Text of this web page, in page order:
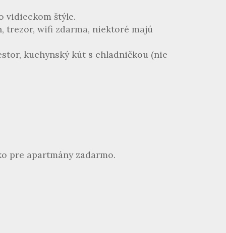
vidieckom štýle.
trezor, wifi zdarma, niektoré majú
kuchynský kút s chladničkou (nie
pre apartmány zadarmo.